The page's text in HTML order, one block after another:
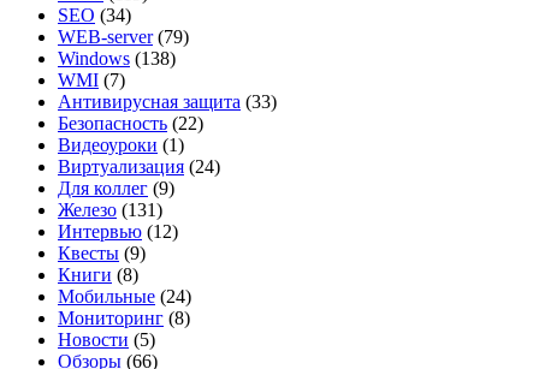
SEO (34)
WEB-server(79)
Windows (138)
WMI (7)
Антивирусная защита (33)
Безопасность (22)
Видеоуроки (1)
Виртуализация (24)
Для коллег (9)
Железо (131)
Интервью (12)
Квесты (9)
Книги (8)
Мобильные (24)
Мониторинг (8)
Новости (5)
Обзоры (66)